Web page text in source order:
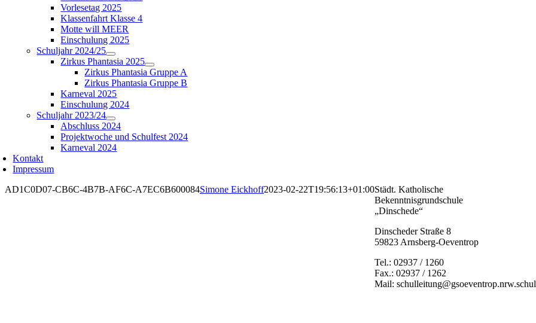
Vorlesetag 2025
Klassenfahrt Klasse 4
Motte will MEER
Einschulung 2025
Schuljahr 2024/25
Zirkus Phantasia 2025
Zirkus Phantasia Gruppe A
Zirkus Phantasia Gruppe B
Karneval 2025
Einschulung 2024
Schuljahr 2023/24
Abschluss 2024
Projektwoche und Schulfest 2024
Karneval 2024
Kontakt
Impressum
AD1C0D07-CB6C-4B7B-AF6C-A7EC6B600084Simone Eickhoff2023-02-22T19:56:13+01:00Städt. Katholische
Bekenntnisgrundschule
„Dinschede“
Dinscheder Straße 8
59823 Arnsberg-Oeventrop
Tel.: 02937 / 1260
Fax.: 02937 / 1262
Mail: